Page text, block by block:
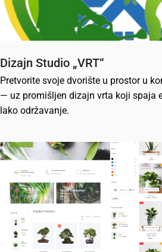
Dizajn Studio „VRT“
Pretvorite svoje dvorište u prostor u
— uz promišljen dizajn vrta koji spaja
lako održavanje.